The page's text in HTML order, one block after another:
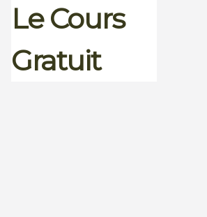
Le Cours
Gratuit